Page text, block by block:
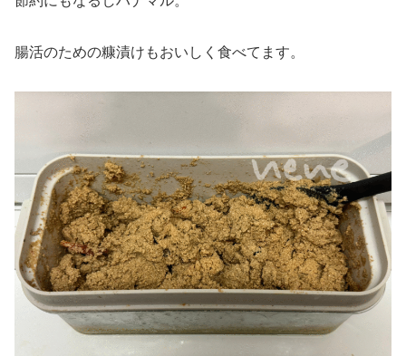
腸活のための糠漬けもおいしく食べてます。